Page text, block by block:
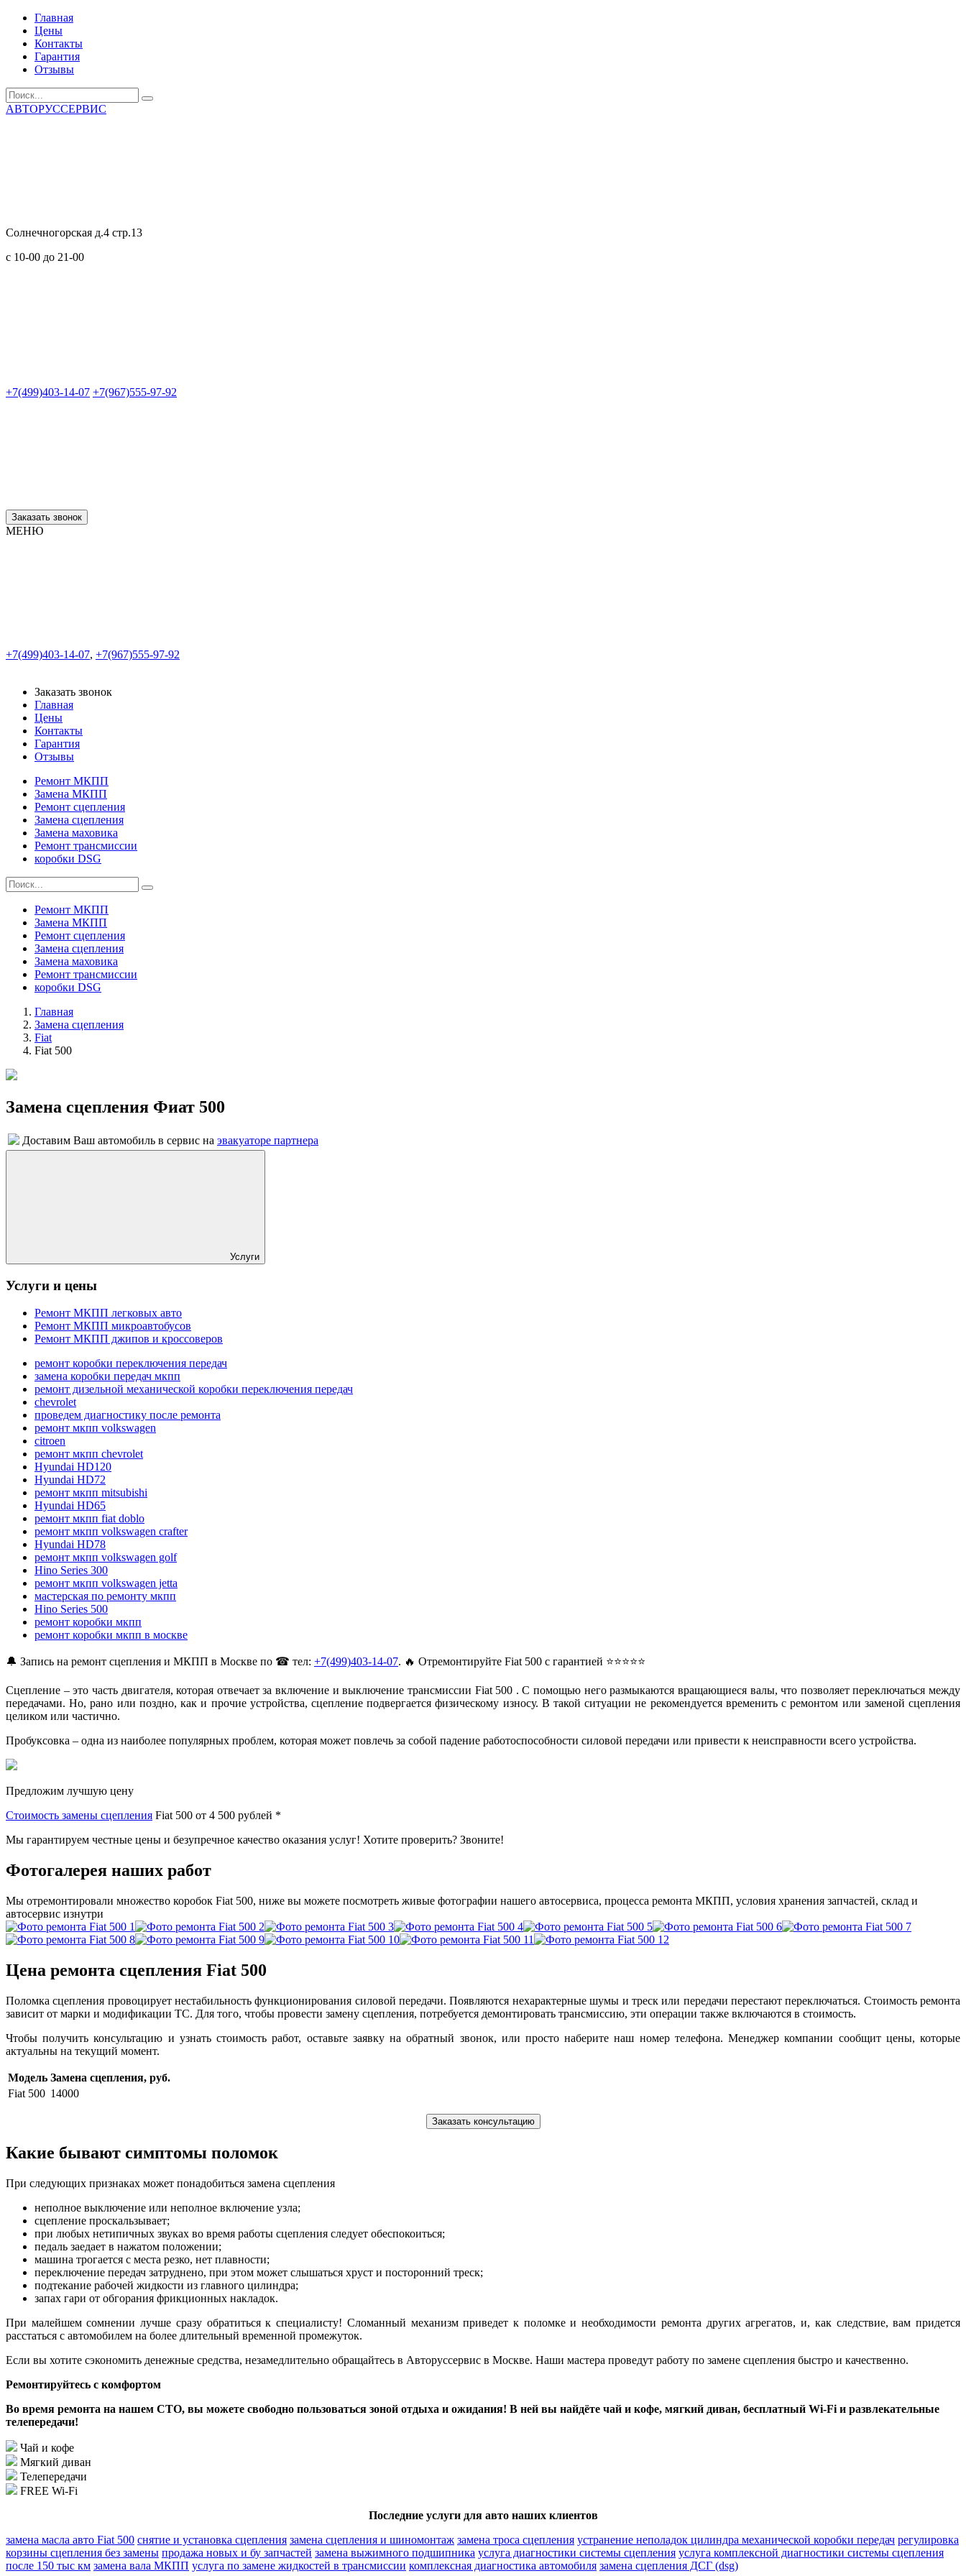
Главная
Цены
Контакты
Гарантия
Отзывы
АВТОРУССЕРВИС
Солнечногорская д.4 стр.13
с 10-00 до 21-00
+7(499)403-14-07 +7(967)555-97-92
Заказать звонок
МЕНЮ
+7(499)403-14-07, +7(967)555-97-92
Заказать звонок
Главная
Цены
Контакты
Гарантия
Отзывы
Ремонт МКПП
Замена МКПП
Ремонт сцепления
Замена сцепления
Замена маховика
Ремонт трансмиссии
коробки DSG
Ремонт МКПП
Замена МКПП
Ремонт сцепления
Замена сцепления
Замена маховика
Ремонт трансмиссии
коробки DSG
Главная
Замена сцепления
Fiat
Fiat 500
Замена сцепления Фиат 500
Доставим Ваш автомобиль в сервис на эвакуаторе партнера
Услуги
Услуги и цены
Ремонт МКПП легковых авто
Ремонт МКПП микроавтобусов
Ремонт МКПП джипов и кроссоверов
ремонт коробки переключения передач
замена коробки передач мкпп
ремонт дизельной механической коробки переключения передач
chevrolet
проведем диагностику после ремонта
ремонт мкпп volkswagen
citroen
ремонт мкпп chevrolet
Hyundai HD120
Hyundai HD72
ремонт мкпп mitsubishi
Hyundai HD65
ремонт мкпп fiat doblo
ремонт мкпп volkswagen crafter
Hyundai HD78
ремонт мкпп volkswagen golf
Hino Series 300
ремонт мкпп volkswagen jetta
мастерская по ремонту мкпп
Hino Series 500
ремонт коробки мкпп
ремонт коробки мкпп в москве
🔔 Запись на ремонт сцепления и МКПП в Москве по ☎ тел: +7(499)403-14-07. 🔥 Отремонтируйте Fiat 500 с гарантией ⭐⭐⭐⭐⭐
Сцепление – это часть двигателя, которая отвечает за включение и выключение трансмиссии Fiat 500 . С помощью него размыкаются вращающиеся валы, что позволяет переключаться между
передачами. Но, рано или поздно, как и прочие устройства, сцепление подвергается физическому износу. В такой ситуации не рекомендуется временить с ремонтом или заменой сцепления
целиком или частично.
Пробуксовка – одна из наиболее популярных проблем, которая может повлечь за собой падение работоспособности силовой передачи или привести к неисправности всего устройства.
Предложим лучшую цену
Стоимость замены сцепления Fiat 500 от 4 500 рублей *
Мы гарантируем честные цены и безупречное качество оказания услуг! Хотите проверить? Звоните!
Фотогалерея наших работ
Мы отремонтировали множество коробок Fiat 500, ниже вы можете посмотреть живые фотографии нашего автосервиса, процесса ремонта МКПП, условия хранения запчастей, склад и
автосервис изнутри
Цена ремонта сцепления Fiat 500
Поломка сцепления провоцирует нестабильность функционирования силовой передачи. Появляются нехарактерные шумы и треск или передачи перестают переключаться. Стоимость ремонта
зависит от марки и модификации ТС. Для того, чтобы провести замену сцепления, потребуется демонтировать трансмиссию, эти операции также включаются в стоимость.
Чтобы получить консультацию и узнать стоимость работ, оставьте заявку на обратный звонок, или просто наберите наш номер телефона. Менеджер компании сообщит цены, которые
актуальны на текущий момент.
Модель Замена сцепления, руб.
Fiat 500 14000
Заказать консультацию
Какие бывают симптомы поломок
При следующих признаках может понадобиться замена сцепления
неполное выключение или неполное включение узла;
сцепление проскальзывает;
при любых нетипичных звуках во время работы сцепления следует обеспокоиться;
педаль заедает в нажатом положении;
машина трогается с места резко, нет плавности;
переключение передач затруднено, при этом может слышаться хруст и посторонний треск;
подтекание рабочей жидкости из главного цилиндра;
запах гари от обгорания фрикционных накладок.
При малейшем сомнении лучше сразу обратиться к специалисту! Сломанный механизм приведет к поломке и необходимости ремонта других агрегатов, и, как следствие, вам придется
расстаться с автомобилем на более длительный временной промежуток.
Если вы хотите сэкономить денежные средства, незамедлительно обращайтесь в Авторуссервис в Москве. Наши мастера проведут работу по замене сцепления быстро и качественно.
Ремонтируйтесь с комфортом
Во время ремонта на нашем СТО, вы можете свободно пользоваться зоной отдыха и ожидания! В ней вы найдёте чай и кофе, мягкий диван, бесплатный Wi-Fi и развлекательные
телепередачи!
Чай и кофе
Мягкий диван
Телепередачи
FREE Wi-Fi
Последние услуги для авто наших клиентов
замена масла авто Fiat 500 снятие и установка сцепления замена сцепления и шиномонтаж замена троса сцепления устранение неполадок цилиндра механической коробки передач регулировка
корзины сцепления без замены продажа новых и бу запчастей замена выжимного подшипника услуга диагностики системы сцепления услуга комплексной диагностики системы сцепления
после 150 тыс км замена вала МКПП услуга по замене жидкостей в трансмиссии комплексная диагностика автомобиля замена сцепления ДСГ (dsg)